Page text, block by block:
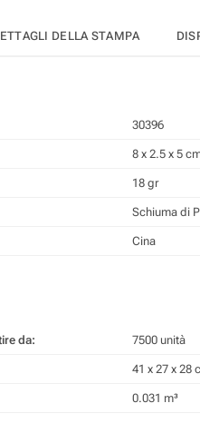
DELLA STAMPA
30396
8 x 2.5 x 5
18 gr
Schiuma di
Cina
da: 7500 unità
41 x 27 x 28
0.031 m³